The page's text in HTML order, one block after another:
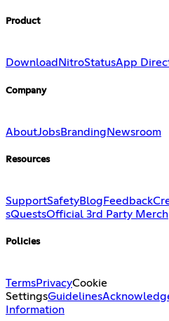
Product
Download NitroStatusApp
Company
AboutJobsBranding Newsroom
Resources
SupportSafetyBlog Feedback
sQuestsOfficial 3rd Party Merch
Policies
TermsPrivacyCookie
SettingsGuidelines
Information